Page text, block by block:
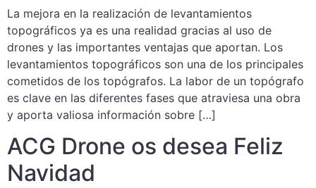
La mejora en la realización de levantamientos
topográficos ya es una realidad gracias al uso de
drones y las importantes ventajas que aportan. Los
levantamientos topográficos son una de los principales
cometidos de los topógrafos. La labor de un topógrafo
es clave en las diferentes fases que atraviesa una obra
y aporta valiosa información sobre […]
ACG Drone os desea Feliz
Navidad